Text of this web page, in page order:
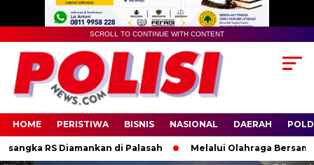
SCROLL TO CONTINUE WITH CONTENT
HOME PERISTIWA BISNIS NASIONAL DAERAH
RS Diamankan di Palasah Melalui Olahraga Bersama,